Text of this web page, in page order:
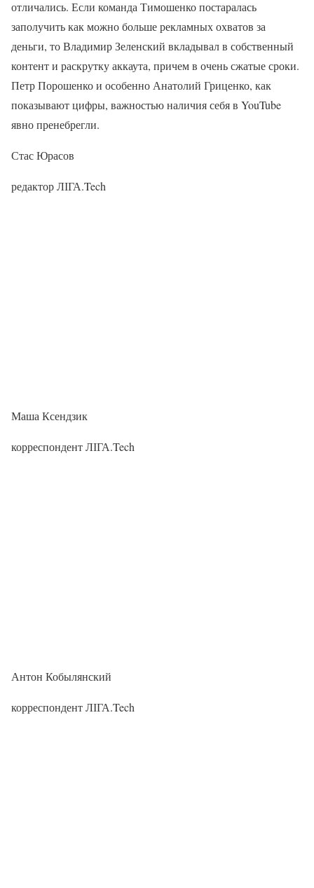
отличались. Если команда Тимошенко постаралась
заполучить как можно больше рекламных охватов за
деньги, то Владимир Зеленский вкладывал в собственный
контент и раскрутку аккаута, причем в очень сжатые сроки.
Петр Порошенко и особенно Анатолий Гриценко, как
показывают цифры, важностью наличия себя в YouTube
явно пренебрегли.
Стас Юрасов
редактор ЛІГА.Tech
Маша Ксендзик
корреспондент ЛІГА.Tech
Антон Кобылянский
корреспондент ЛІГА.Tech